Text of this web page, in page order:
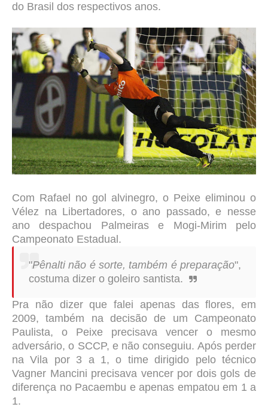
do Brasil dos respectivos anos.
Com Rafael no gol alvinegro, o Peixe eliminou o
Vélez na Libertadores, o ano passado, e nesse
ano despachou Palmeiras e Mogi-Mirim pelo
Campeonato Estadual.
"Pênalti não é sorte, também é preparação",
costuma dizer o goleiro santista.
Pra não dizer que falei apenas das flores, em
2009, também na decisão de um Campeonato
Paulista, o Peixe precisava vencer o mesmo
adversário, o SCCP, e não conseguiu. Após perder
na Vila por 3 a 1, o time dirigido pelo técnico
Vagner Mancini precisava vencer por dois gols de
diferença no Pacaembu e apenas empatou em 1 a
1.